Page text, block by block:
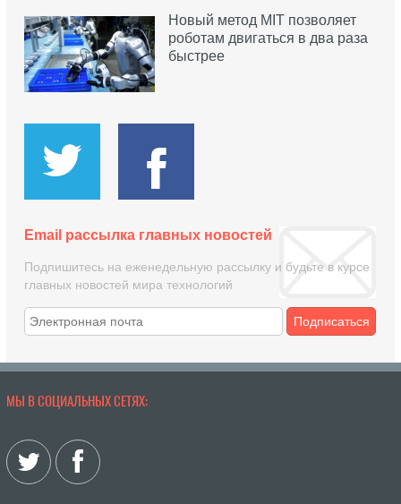
Новый метод MIT позволяет
роботам двигаться в два раза
быстрее
Email рассылка главных новостей
Подпишитесь на еженедельную рассылку и будьте в курсе
главных новостей мира технологий
Подписаться
МЫ В СОЦИАЛЬНЫХ СЕТЯХ: